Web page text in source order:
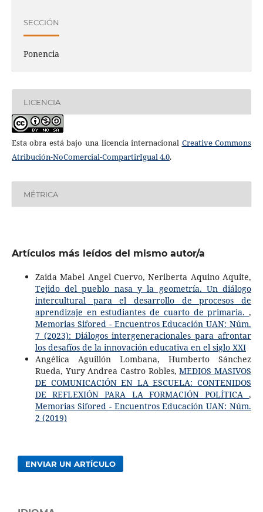
SECCIÓN
Ponencia
LICENCIA
Esta obra está bajo una licencia internacional Creative Commons
Atribución-NoComercial-CompartirIgual 4.0.
MÉTRICA
Artículos más leídos del mismo autor/a
Zaida Mabel Angel Cuervo, Neriberta Aquino Aquite,
Tejido del pueblo nasa y la geometría. Un diálogo
intercultural para el desarrollo de procesos de
aprendizaje en estudiantes de cuarto de primaria.,
Memorias Sifored - Encuentros Educación UAN: Núm.
7 (2023): Diálogos intergeneracionales para afrontar
los desafíos de la innovación educativa en el siglo XXI
Angélica Aguillón Lombana, Humberto Sánchez
Rueda, Yury Andrea Castro Robles,MEDIOS MASIVOS
DE COMUNICACIÓN EN LA ESCUELA: CONTENIDOS
DE REFLEXIÓN PARA LA FORMACIÓN POLÍTICA,
Memorias Sifored - Encuentros Educación UAN: Núm.
2 (2019)
ENVIAR UN ARTÍCULO